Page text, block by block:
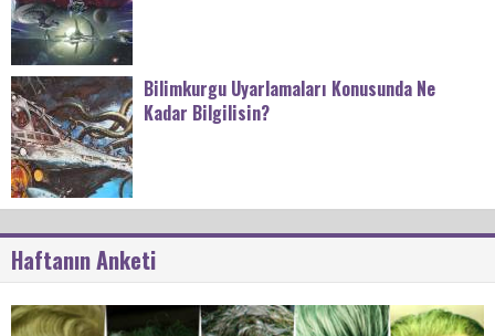
Bilimkurgu Uyarlamaları Konusunda Ne
Kadar Bilgilisin?
Haftanın Anketi